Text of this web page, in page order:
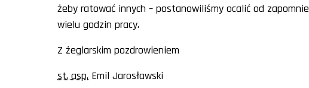
żeby ratować innych – postanowiliśmy ocalić od
wielu godzin pracy.
Z żeglarskim pozdrowieniem
st. asp. Emil Jarosławski